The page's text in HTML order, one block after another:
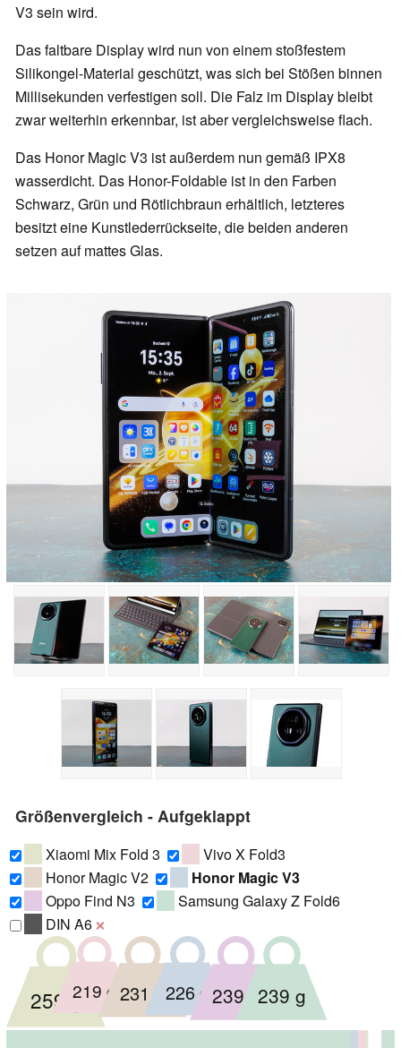
V3 sein wird.
Das faltbare Display wird nun von einem stoßfestem
Silikongel-Material geschützt, was sich bei Stößen binnen
Millisekunden verfestigen soll. Die Falz im Display bleibt
zwar weiterhin erkennbar, ist aber vergleichsweise flach.
Das Honor Magic V3 ist außerdem nun gemäß IPX8
wasserdicht. Das Honor-Foldable ist in den Farben
Schwarz, Grün und Rötlichbraun erhältlich, letzteres
besitzt eine Kunstlederrückseite, die beiden anderen
setzen auf mattes Glas.
Größenvergleich - Aufgeklappt
Xiaomi Mix Fold 3
Vivo X Fold3
Honor Magic V2
Honor Magic V3
Oppo Find N3
Samsung Galaxy Z Fold6
DIN A6 ❌
259 g219 g 231 g 226 g 239 g239 g